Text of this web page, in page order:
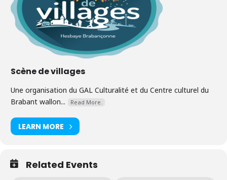
Scène de villages
Une organisation du GAL Culturalité et du Centre culturel du
Brabant wallon...
Read More.
LEARN MORE
Related Events